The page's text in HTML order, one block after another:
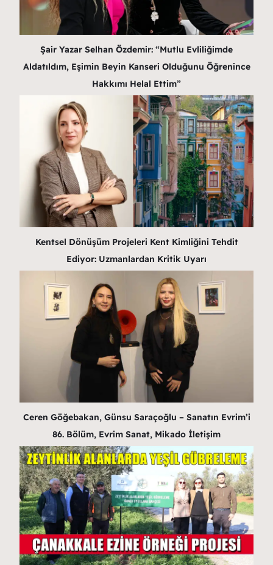
Şair Yazar Selhan Özdemir: “Mutlu Evliliğimde
Aldatıldım, Eşimin Beyin Kanseri Olduğunu Öğrenince
Hakkımı Helal Ettim”
Kentsel Dönüşüm Projeleri Kent Kimliğini Tehdit
Ediyor: Uzmanlardan Kritik Uyarı
Ceren Göğebakan, Günsu Saraçoğlu – Sanatın Evrim’i
86. Bölüm, Evrim Sanat, Mikado İletişim